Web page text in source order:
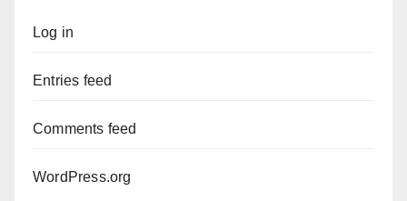
Log in
Entries feed
Comments feed
WordPress.org